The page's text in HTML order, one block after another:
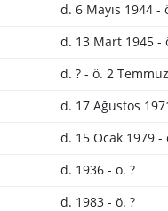
d. 6 Mayıs 1944 -
d. 13 Mart 1945 -
d. ? - ö. 2
d. 17 Ağustos
d. 15 Ocak 1979 -
d. 1936 - ö. ?
d. 1983 - ö. ?